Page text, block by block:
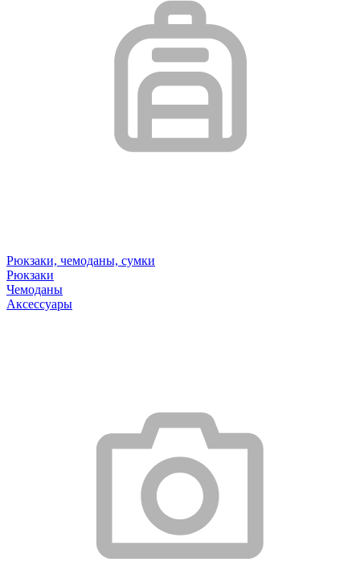
Рюкзаки, чемоданы, сумки
Рюкзаки
Чемоданы
Аксессуары